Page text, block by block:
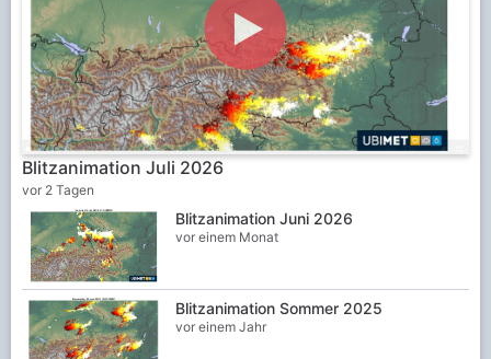
Blitzanimation Juli 2026
vor 2 Tagen
Blitzanimation Juni 2026
vor einem Monat
Blitzanimation Sommer 2025
vor einem Jahr